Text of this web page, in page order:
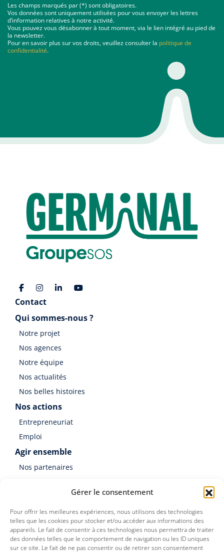
Gérer le consentement
Pour offrir les meilleures expériences, nous utilisons des technologies
telles que les cookies pour stocker et/ou accéder aux informations des
appareils. Le fait de consentir à ces technologies nous permettra de traiter
des données telles que le comportement de navigation ou les ID uniques
sur ce site. Le fait de ne pas consentir ou de retirer son consentement
Les champs marqués par (*) sont obligatoires.
Vos données sont uniquement utilisées pour vous envoyer les lettres
d’information relatives à notre activité.
Vous pouvez vous désabonner à tout moment, via le lien intégré au pied de
la newsletter.
Pour en savoir plus sur vos droits, veuillez consulter la politique de
confidentialité.
Contact
Qui sommes-nous ?
Notre projet
Nos agences
Notre équipe
Nos actualités
Nos belles histoires
Nos actions
Entrepreneuriat
Emploi
Agir ensemble
Nos partenaires